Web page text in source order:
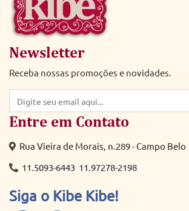
Newsletter
Receba nossas promoções e novidades.
Entre em Contato
Rua Vieira de Morais, n.289 - Campo Belo
11.5093-6443 11.97278-2198
Siga o Kibe Kibe!